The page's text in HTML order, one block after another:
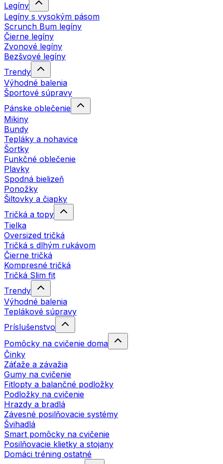
Legíny
Legíny s vysokým pásom
Scrunch Bum legíny
Čierne legíny
Zvonové legíny
Bezšvové legíny
Trendy
Výhodné balenia
Športové súpravy
Pánske oblečenie
Mikiny
Bundy
Tepláky a nohavice
Šortky
Funkčné oblečenie
Plavky
Spodná bielizeň
Ponožky
Šiltovky a čiapky
Tričká a topy
Tielka
Oversized tričká
Tričká s dlhým rukávom
Čierne tričká
Kompresné tričká
Tričká Slim fit
Trendy
Výhodné balenia
Teplákové súpravy
Príslušenstvo
Pomôcky na cvičenie doma
Činky
Záťaže a závažia
Gumy na cvičenie
Fitlopty a balančné podložky
Podložky na cvičenie
Hrazdy a bradlá
Závesné posilňovacie systémy
Švihadlá
Smart pomôcky na cvičenie
Posilňovacie klietky a stojany
Domáci tréning ostatné